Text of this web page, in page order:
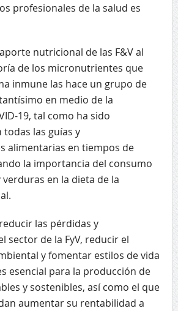
profesionales de la salud es
nutricional de las F&V al
de los micronutrientes que
inmune las hace un grupo de
en medio de la
19, tal como ha sido
las guías y
alimentarias en tiempos de
la importancia del consumo
en la dieta de la
las pérdidas y
sector de la FyV, reducir el
y fomentar estilos de vida
esencial para la producción de
y sostenibles, así como el que
aumentar su rentabilidad a